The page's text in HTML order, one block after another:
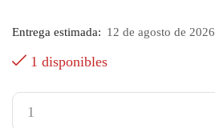
Entrega estimada: 12 de agosto de 2026
1 disponibles